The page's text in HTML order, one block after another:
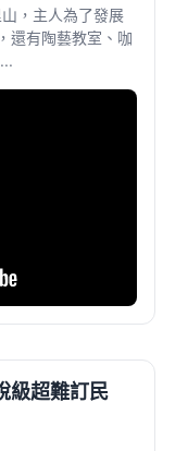
，主人為了發展
還有陶藝教室、咖
級超難訂民